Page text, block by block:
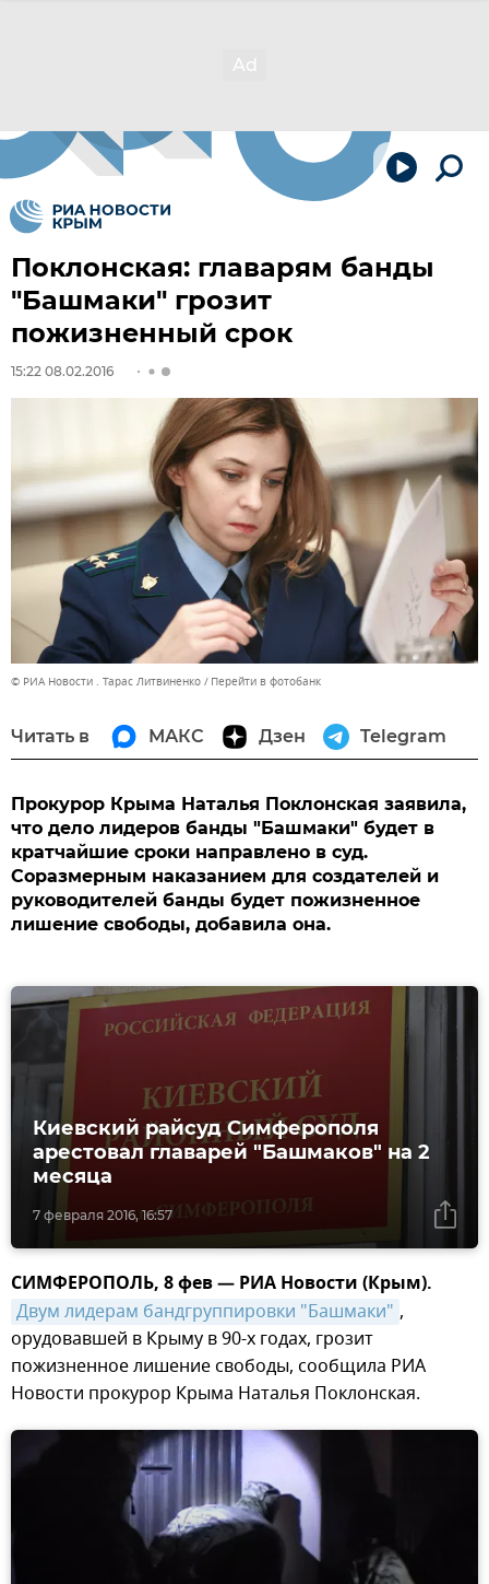
Поклонская: главарям банды
"Башмаки" грозит
пожизненный срок
15:22 08.02.2016
© РИА Новости . Тарас Литвиненко Перейти в фотобанк
Читать в МАКС Дзен Telegram
Прокурор Крыма Наталья Поклонская заявила,
что дело лидеров банды "Башмаки" будет в
кратчайшие сроки направлено в суд.
Соразмерным наказанием для создателей и
руководителей банды будет пожизненное
лишение свободы, добавила она.
7 февраля 2016, 16:57
Киевский райсуд Симферополя
арестовал главарей "Башмаков" на 2
месяца
СИМФЕРОПОЛЬ, 8 фев — РИА Новости (Крым).
Двум лидерам бандгруппировки "Башмаки" ,
орудовавшей в Крыму в 90-х годах, грозит
пожизненное лишение свободы, сообщила РИА
Новости прокурор Крыма Наталья Поклонская.